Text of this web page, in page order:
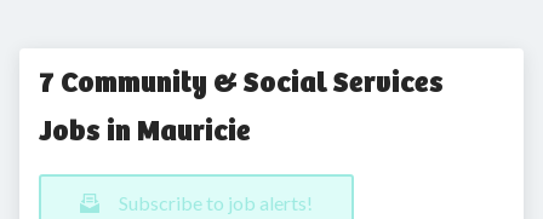
7 Community & Social Services
Jobs in Mauricie
Subscribe to job alerts!